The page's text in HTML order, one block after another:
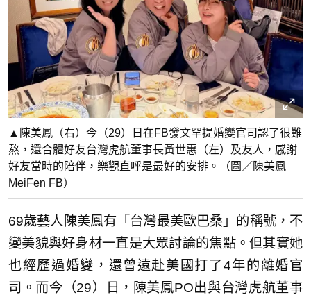
▲陳美鳳（右）今（29）日在FB發文罕提婚變官司認了很難
熬，還合體好友台灣虎航董事長黃世惠（左）及友人，感謝
好友當時的陪伴，樂觀直呼是最好的安排。（圖／陳美鳳
MeiFen FB）
69歲藝人陳美鳳有「台灣最美歐巴桑」的稱號，不
變美貌與好身材一直是大眾討論的焦點。但其實她
也經歷過婚變，還曾遠赴美國打了4年的離婚官
司。而今（29）日，陳美鳳PO出與台灣虎航董事